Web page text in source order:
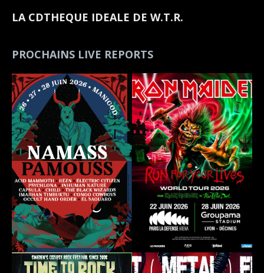
LA CDTHEQUE IDEALE DE W.T.R.
PROCHAINS LIVE REPORTS